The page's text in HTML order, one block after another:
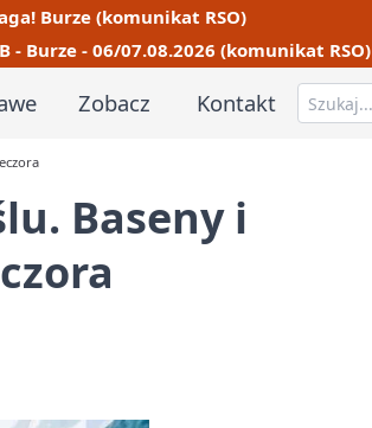
Burze (komunikat RSO)
- Burze - 06/07.08.2026 (komunikat RSO)
Zobacz Kontakt
Baseny i